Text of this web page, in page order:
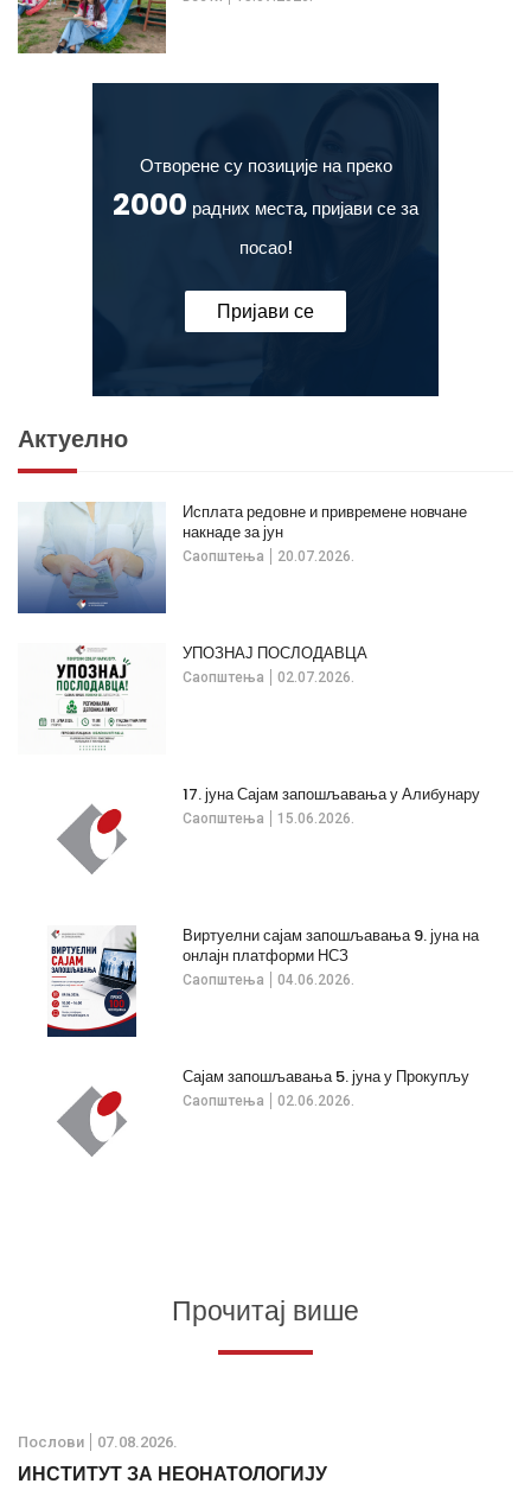
Отворене су позиције на преко
2000 радних места, пријави се за
посао!
Пријави се
Актуелно
Саопштења 20.07.2026.
Исплата редовне и привремене новчане
накнаде за јун
Саопштења 02.07.2026.
УПОЗНАЈ ПОСЛОДАВЦА
Саопштења 15.06.2026.
17. јуна Сајам запошљавања у Алибунару
Саопштења 04.06.2026.
Виртуелни сајам запошљавања 9. јуна на
онлајн платформи НСЗ
Саопштења 02.06.2026.
Сајам запошљавања 5. јуна у Прокупљу
Прочитај више
Послови 07.08.2026.
ИНСТИТУТ ЗА НЕОНАТОЛОГИЈУ